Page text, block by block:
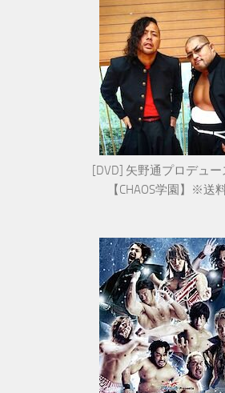
[DVD] 矢野通プロデュー
【CHAOS学園】※送